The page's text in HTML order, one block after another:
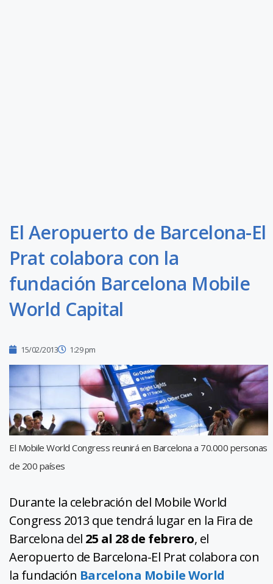
El Aeropuerto de Barcelona-El
Prat colabora con la
fundación Barcelona Mobile
World Capital
15/02/2013 1:29 pm
El Mobile World Congress reunirá en Barcelona a 70.000 personas
de 200 países
Durante la celebración del Mobile World
Congress 2013 que tendrá lugar en la Fira de
Barcelona del 25 al 28 de febrero, el
Aeropuerto de Barcelona-El Prat colabora con
la fundación Barcelona Mobile World